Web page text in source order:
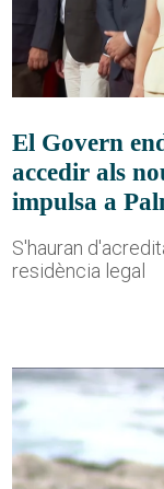
El Govern
accedir als
impulsa a
S'hauran
residència legal